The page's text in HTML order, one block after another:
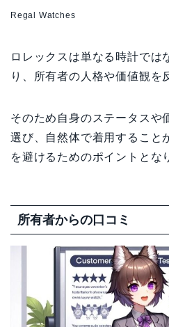
Regal Watches
ロレックスは単なる時計では
り、所有者の人格や価値観を
そのため自身のステータスや
選び、自然体で着用すること
を避けるためのポイントとな
所有者からの口コミ